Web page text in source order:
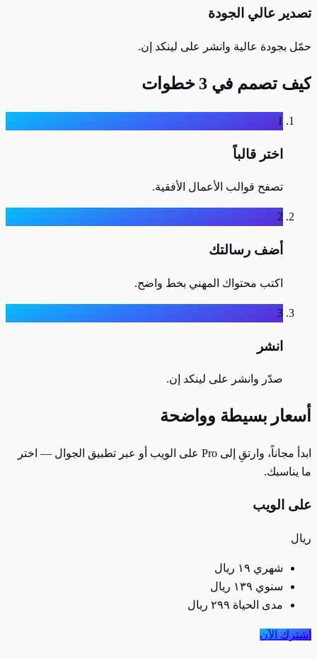
تصدير عالي الجودة
حمّل بجودة عالية وانشر على لينكد إن.
كيف تصمم في 3 خطوات
1
اختر قالباً
تصفح قوالب الأعمال الأفقية.
2
أضف رسالتك
اكتب محتواك المهني بخط واضح.
3
انشر
صدّر وانشر على لينكد إن.
أسعار بسيطة وواضحة
ابدأ مجاناً، وارتقِ إلى Pro على الويب أو عبر تطبيق الجوال — اختر
ما يناسبك.
على الويب
ريال
شهري ١٩ ريال
سنوي ١٣٩ ريال
مدى الحياة ٢٩٩ ريال
اشترك الآن